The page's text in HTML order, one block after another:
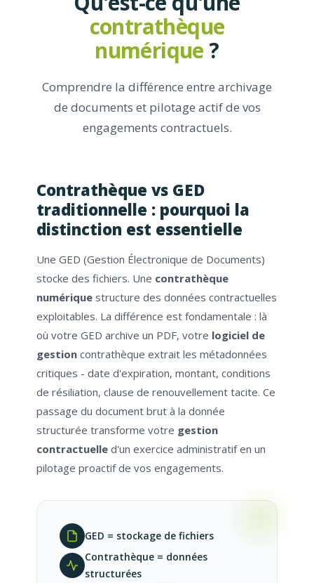
contrathèque
numérique?
Comprendre la différence entre archivage
de documents et pilotage actif de vos
engagements contractuels.
Contrathèque vs GED
traditionnelle : pourquoi la
distinction est essentielle
Une GED (Gestion Électronique de Documents)
stocke des fichiers. Une contrathèque
numérique structure des données contractuelles
exploitables. La différence est fondamentale : là
où votre GED archive un PDF, votre logiciel de
gestion contrathèque extrait les métadonnées
critiques - date d'expiration, montant, conditions
de résiliation, clause de renouvellement tacite. Ce
passage du document brut à la donnée
structurée transforme votre gestion
contractuelle d'un exercice administratif en un
pilotage proactif de vos engagements.
GED = stockage de fichiers
Contrathèque = données
structurées